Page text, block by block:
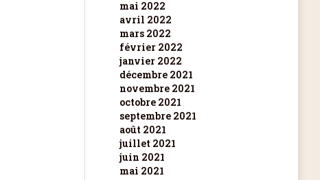
mai 2022
avril 2022
mars 2022
février 2022
janvier 2022
décembre 2021
novembre 2021
octobre 2021
septembre 2021
août 2021
juillet 2021
juin 2021
mai 2021